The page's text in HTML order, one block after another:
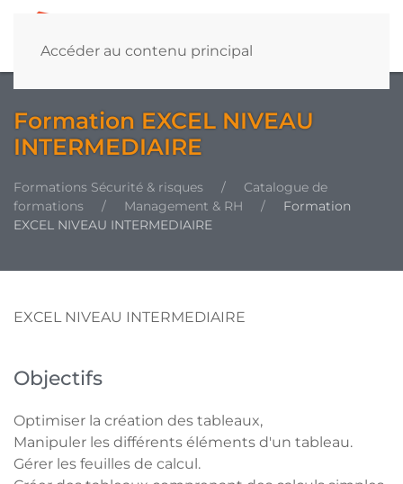
Accéder au contenu principal
Formation EXCEL NIVEAU
INTERMEDIAIRE
Formations Sécurité & risques
Catalogue de
formations
Management & RH
Formation
EXCEL NIVEAU INTERMEDIAIRE
EXCEL NIVEAU INTERMEDIAIRE
Objectifs
Optimiser la création des tableaux,
Manipuler les différents éléments d'un tableau.
Gérer les feuilles de calcul.